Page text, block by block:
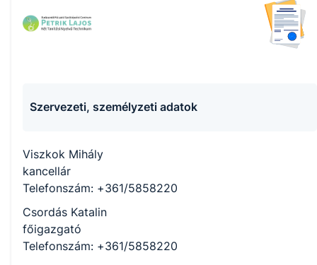
Archívum
Szervezeti, személyzeti adatok
Viszkok Mihály
kancellár
Telefonszám: +361/5858220
Csordás Katalin
főigazgató
Telefonszám: +361/5858220